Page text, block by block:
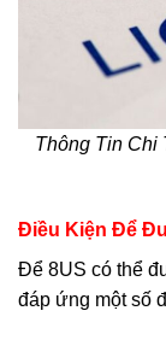
Thông Tin Chi
Điều Kiện Để
Để 8US có thể
đáp ứng một số